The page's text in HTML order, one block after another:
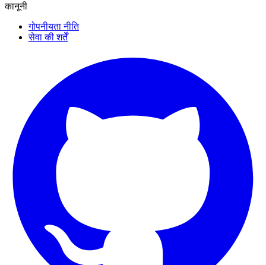
कानूनी
गोपनीयता नीति
सेवा की शर्तें